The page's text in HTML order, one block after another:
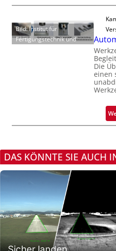
Bild: Institut für
Fertigungstechnik und
Die
einen
DAS KÖNNTE SIE AUCH